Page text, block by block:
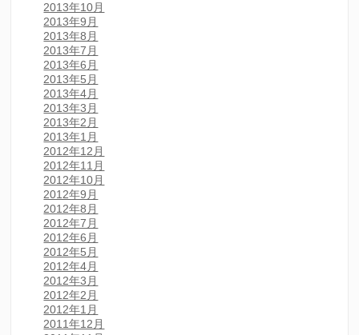
2013年10月
2013年9月
2013年8月
2013年7月
2013年6月
2013年5月
2013年4月
2013年3月
2013年2月
2013年1月
2012年12月
2012年11月
2012年10月
2012年9月
2012年8月
2012年7月
2012年6月
2012年5月
2012年4月
2012年3月
2012年2月
2012年1月
2011年12月